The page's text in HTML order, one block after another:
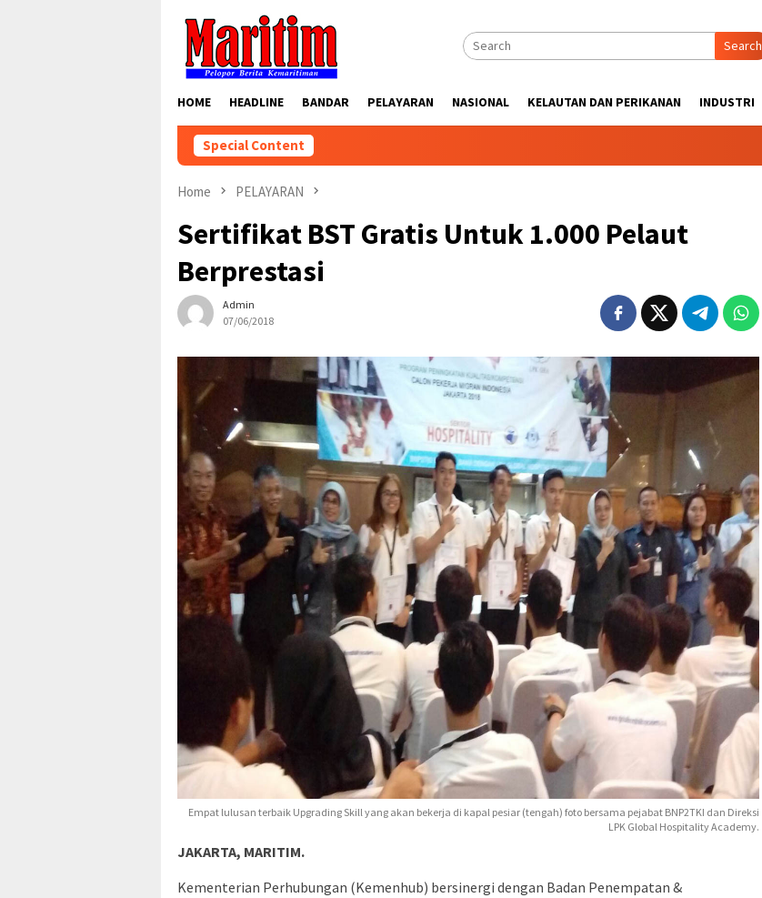
content
Search
HOME HEADLINE BANDAR PELAYARAN NASIONAL KELAUTAN DAN PERIKANAN INDUSTRI
Special Content
Home PELAYARAN
Sertifikat BST Gratis Untuk 1.000 Pelaut
Berprestasi
Admin
07/06/2018
Empat lulusan terbaik Upgrading Skill yang akan bekerja di kapal pesiar (tengah) foto bersama pejabat BNP2TKI dan Direksi
LPK Global Hospitality Academy.
JAKARTA, MARITIM.
Kementerian Perhubungan (Kemenhub) bersinergi dengan Badan Penempatan &